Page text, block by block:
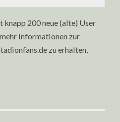
200 neue (alte) User
Informationen zur
zu erhalten,